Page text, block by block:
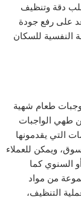
دقة وتنظيف
على رفع جودة
النفسية للسكان
وجبات طعام شهية
طهي الواجبات
التي يقدمونها
ويمكن للعملاء
السنوي كما
من مواد
التنظيف،